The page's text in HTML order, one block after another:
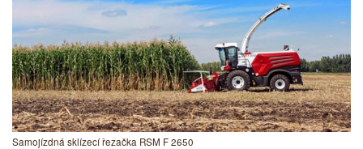
Samojízdná sklízecí řezačka RSM F 2650